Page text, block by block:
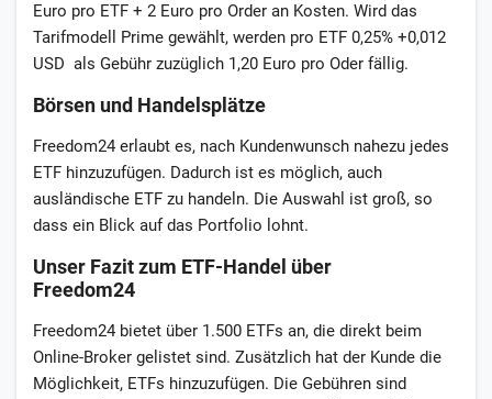
Euro pro ETF + 2 Euro pro Order an Kosten. Wird das
Tarifmodell Prime gewählt, werden pro ETF 0,25% +0,012
USD als Gebühr zuzüglich 1,20 Euro pro Oder fällig.
Börsen und Handelsplätze
Freedom24 erlaubt es, nach Kundenwunsch nahezu jedes
ETF hinzuzufügen. Dadurch ist es möglich, auch
ausländische ETF zu handeln. Die Auswahl ist groß, so
dass ein Blick auf das Portfolio lohnt.
Unser Fazit zum ETF-Handel über
Freedom24
Freedom24 bietet über 1.500 ETFs an, die direkt beim
Online-Broker gelistet sind. Zusätzlich hat der Kunde die
Möglichkeit, ETFs hinzuzufügen. Die Gebühren sind